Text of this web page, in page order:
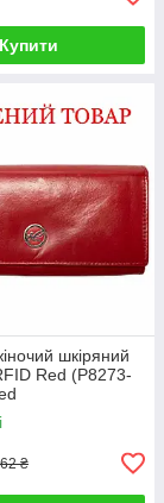
Купити
шкіряний
Red (P8273-
₴